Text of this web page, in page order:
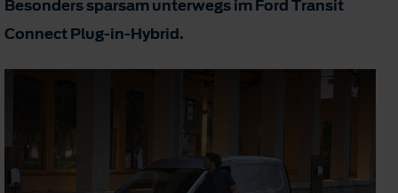
Besonders sparsam unterwegs im Ford Transit
Connect Plug-in-Hybrid.